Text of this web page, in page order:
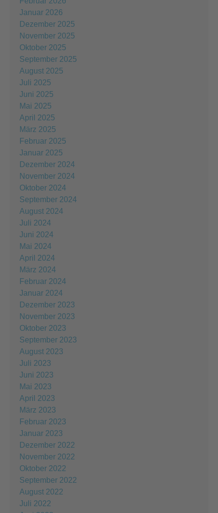
Januar 2026
Dezember 2025
November 2025
Oktober 2025
September 2025
August 2025
Juli 2025
Juni 2025
Mai 2025
April 2025
März 2025
Februar 2025
Januar 2025
Dezember 2024
November 2024
Oktober 2024
September 2024
August 2024
Juli 2024
Juni 2024
Mai 2024
April 2024
März 2024
Februar 2024
Januar 2024
Dezember 2023
November 2023
Oktober 2023
September 2023
August 2023
Juli 2023
Juni 2023
Mai 2023
April 2023
März 2023
Februar 2023
Januar 2023
Dezember 2022
November 2022
Oktober 2022
September 2022
August 2022
Juli 2022